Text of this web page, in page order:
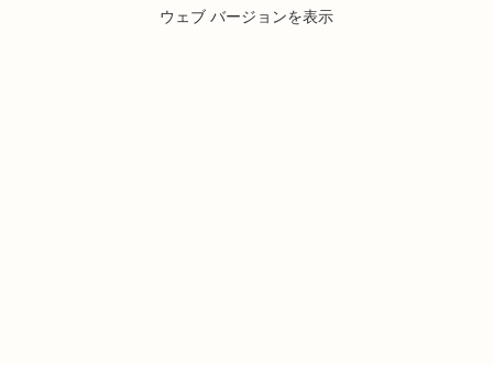
ウェブ バージョンを表示